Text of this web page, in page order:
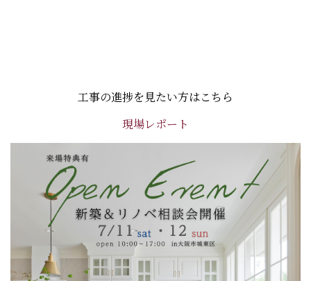
工事の進捗を見たい方はこちら
現場レポート